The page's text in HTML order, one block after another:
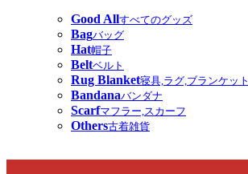
Good Allすべてのグッズ
Bagバッグ
Hat帽子
Beltベルト
Rug Blanket寝具,ラグ,ブランケット
Bandanaバンダナ
Scarfマフラー,スカーフ
Others古着雑貨